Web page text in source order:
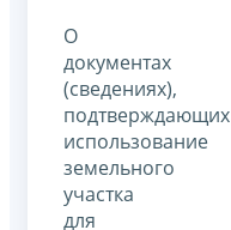
О
документах
(сведениях),
подтверждающих
использование
земельного
участка
для